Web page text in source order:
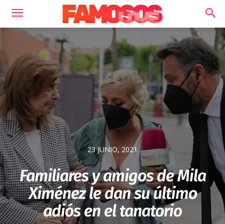
23 JUNIO, 2021
Familiares y amigos de Mila
Ximénez le dan su último
adiós en el tanatorio